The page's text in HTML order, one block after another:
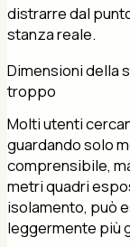
distrarre dal
stanza reale.
Dimensioni della
troppo
Molti utenti
guardando solo
comprensibile,
metri quadri
isolamento, può
leggermente più